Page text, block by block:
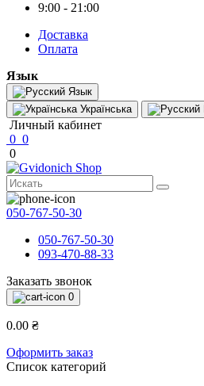
9:00 - 21:00
Доставка
Оплата
Язык
Язык
Українська
Личный кабинет
0 0
0
050-767-50-30
050-767-50-30
093-470-88-33
Заказать звонок
0
0.00 ₴
Оформить заказ
Список категорий